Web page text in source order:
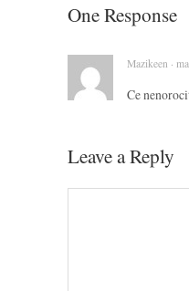
One Response
Mazikeen ·
Ce
Leave a Reply